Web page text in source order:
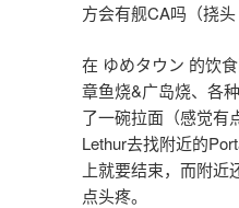
方会有舰CA吗（挠头
在 ゆめタウン 的饮
章鱼烧&广岛烧、各
了一碗拉面（感觉有
Lethur去找附近的
上就要结束，而附近
点头疼。